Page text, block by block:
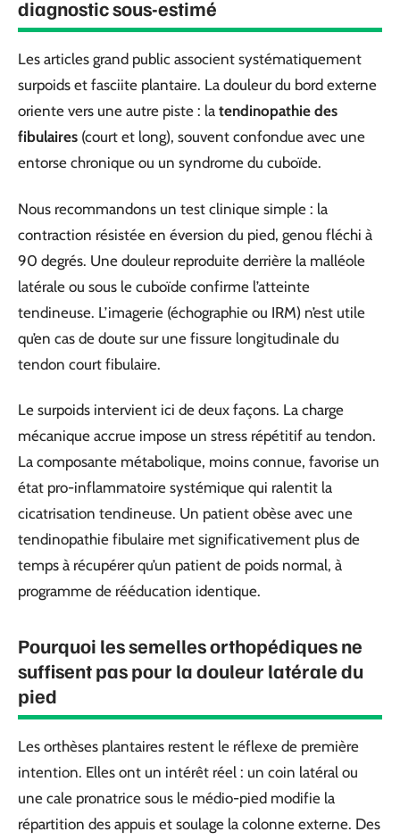
diagnostic sous-estimé
Les articles grand public associent systématiquement
surpoids et fasciite plantaire. La douleur du bord externe
oriente vers une autre piste : la tendinopathie des
fibulaires (court et long), souvent confondue avec une
entorse chronique ou un syndrome du cuboïde.
Nous recommandons un test clinique simple : la
contraction résistée en éversion du pied, genou fléchi à
90 degrés. Une douleur reproduite derrière la malléole
latérale ou sous le cuboïde confirme l’atteinte
tendineuse. L’imagerie (échographie ou IRM) n’est utile
qu’en cas de doute sur une fissure longitudinale du
tendon court fibulaire.
Le surpoids intervient ici de deux façons. La charge
mécanique accrue impose un stress répétitif au tendon.
La composante métabolique, moins connue, favorise un
état pro-inflammatoire systémique qui ralentit la
cicatrisation tendineuse. Un patient obèse avec une
tendinopathie fibulaire met significativement plus de
temps à récupérer qu’un patient de poids normal, à
programme de rééducation identique.
Pourquoi les semelles orthopédiques ne
suffisent pas pour la douleur latérale du
pied
Les orthèses plantaires restent le réflexe de première
intention. Elles ont un intérêt réel : un coin latéral ou
une cale pronatrice sous le médio-pied modifie la
répartition des appuis et soulage la colonne externe. Des